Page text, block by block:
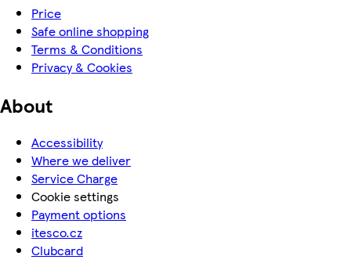
Price
Safe online shopping
Terms & Conditions
Privacy & Cookies
About
Accessibility
Where we deliver
Service Charge
Cookie settings
Payment options
itesco.cz
Clubcard